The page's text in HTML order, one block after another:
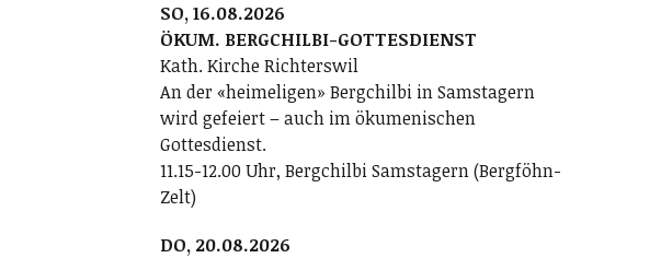
SO, 16.08.2026
ÖKUM. BERGCHILBI-GOTTESDIENST
Kath. Kirche Richterswil
An der «heimeligen» Bergchilbi in Samstagern
wird gefeiert – auch im ökumenischen
Gottesdienst.
11.15-12.00 Uhr, Bergchilbi Samstagern (Bergföhn-
Zelt)
DO, 20.08.2026